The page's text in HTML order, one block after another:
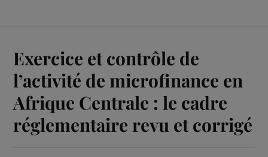
Exercice et contrôle de
l’activité de microfinance en
Afrique Centrale : le cadre
réglementaire revu et corrigé